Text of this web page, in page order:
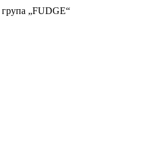
„FUDGE“